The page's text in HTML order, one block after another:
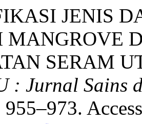
JENIS
MANGROVE
SERAM
: Jurnal Sains